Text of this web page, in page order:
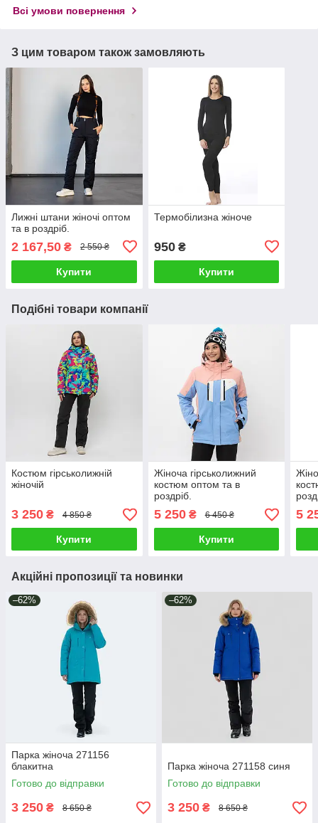
Всі умови повернення
З цим товаром також замовляють
Лижні штани жіночі оптом
та в роздріб.
2 167,50 ₴ 2 550 ₴
Купити
Термобілизна жіноче
950₴
Купити
Подібні товари компанії
Костюм гірськолижнiй
жіночiй
3 250 ₴ 4 850 ₴
Купити
Жіноча гірськолижний
костюм оптом та в
роздріб.
5 250₴ 6 450 ₴
Купити
5
Акційні пропозиції та новинки
–62%
Парка жіноча 271156
блакитна
Готово до відправки
3 250 ₴ 8 650 ₴
–62%
Парка жіноча 271158 синя
Готово до відправки
3 250 ₴ 8 650 ₴